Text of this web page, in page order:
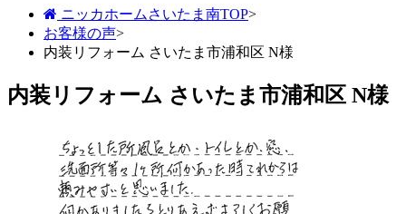
ニッカホームさいたま南TOP>
お客様の声>
内装リフォーム さいたま市浦和区 N様
内装リフォーム さいたま市浦和区 N様